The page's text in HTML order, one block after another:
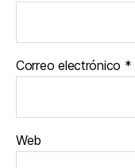
Correo electrónico *
Web